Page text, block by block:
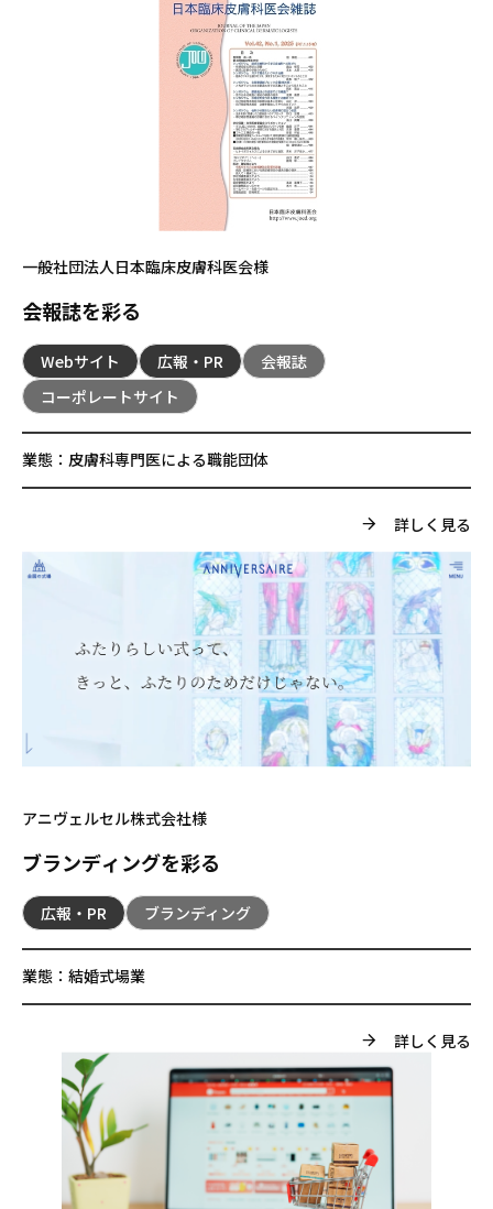
一般社団法人日本臨床皮膚科医会様
会報誌を彩る
Webサイト 広報・PR
会報誌
コーポレートサイト
業態： 皮膚科専門医による職能団体
詳しく見る
アニヴェルセル株式会社様
ブランディングを彩る
広報・PR ブランディング
業態： 結婚式場業
詳しく見る